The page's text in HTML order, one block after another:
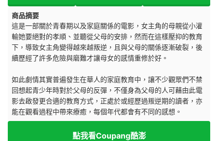
商品摘要
這是一部關於青春期以及家庭關係的電影，女主角的母親從小灌
輸她要絕對的孝順、並聽從父母的安排，然而在這樣壓抑的教育
下，導致女主角變得越來越叛逆，且與父母的關係逐漸破裂，後
續歷經了許多危險與磨難才讓母女的感情重修於好。
如此劇情其實普遍發生在華人的家庭教育中，讓不少觀眾們不禁
回想起青少年時對於父母的反彈，不僅身為父母的人可藉由此電
影去啟發更合適的教育方式，正處於或經歷過叛逆期的讀者，亦
能在觀看過程中帶來療癒，每個年代都會有不同的感想。
點我看Coupang酷澎